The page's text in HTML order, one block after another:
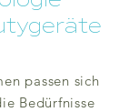
passen sich
Bedürfnisse